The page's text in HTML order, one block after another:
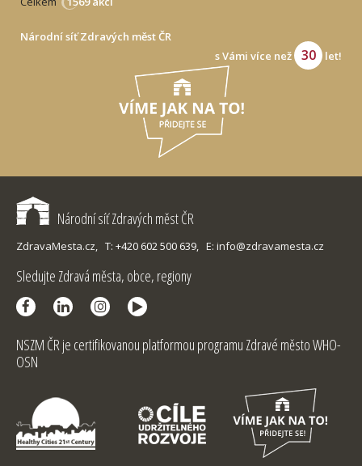
Národní síť Zdravých měst ČR
s Vámi více než
30 let!
Národní síť Zdravých měst ČR
ZdravaMesta.cz, T: +420 602 500 639, E: info@zdravamesta.cz
Sledujte Zdravá města, obce, regiony
NSZM ČR je certifikovanou platformou programu Zdravé město WHO-
OSN